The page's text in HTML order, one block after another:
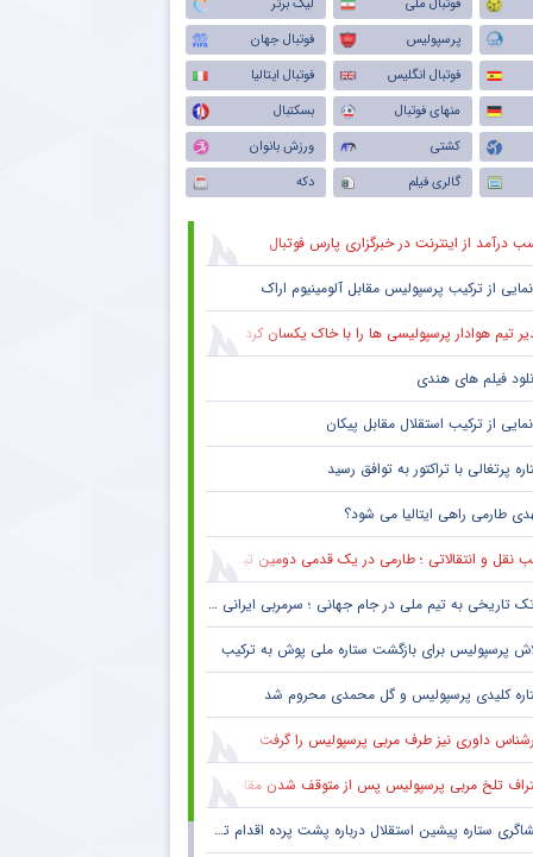
ایران
فوتبال ملی
لیگ برتر
پرسپولیس
فوتبال جهان
فوتبال انگلیس
فوتبال ایتالیا
منهای فوتبال
بسکتبال
کشتی
ورزش بانوان
گالری فیلم دکه
درآمد از اینترنت در خبرگزاری پارس فوتبال
از ترکیب پرسپولیس‌ مقابل آلومینیوم اراک
تیم هوادار پرسپولیسی ها را با خاک یکسان کرد
فیلم های هندی
از ترکیب استقلال مقابل پیکان
پرتغالی با تراکتور به توافق رسید
طارمی راهی ایتالیا می شود؟
نقل و انتقالاتی ؛ طارمی در یک قدمی دومین تیم پرافتخار اروپا
تاریخی به تیم ملی در جام جهانی ؛ سرمربی ایرانی روی نیمکت آمریکا
پرسپولیس برای بازگشت ستاره ملی پوش به ترکیب
کلیدی پرسپولیس و گل محمدی محروم شد
داوری نیز طرف مربی پرسپولیس را گرفت
تلخ مربی پرسپولیس پس از متوقف شدن مقابل تیم یک استقلالی
ستاره پیشین استقلال درباره پشت پرده اقدام تحریک آمیز خود مقابل هواداران پرسپولیس